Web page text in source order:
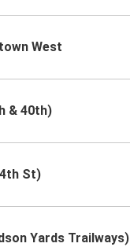
West
& 40th)
St)
Yards Trailways)